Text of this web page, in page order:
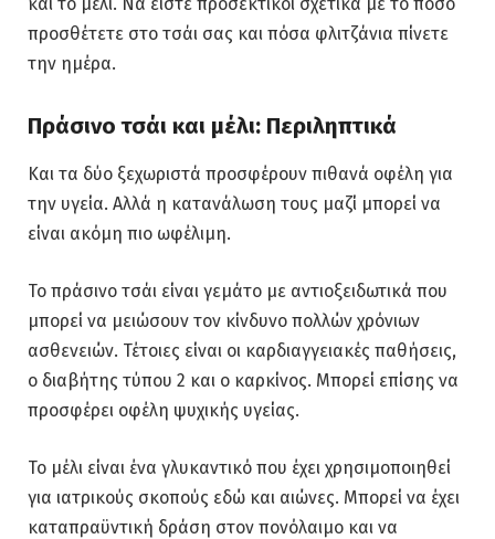
προσθέτετε στο τσάι σας και πόσα φλιτζάνια πίνετε
την ημέρα.
Πράσινο τσάι και μέλι: Περιληπτικά
Και τα δύο ξεχωριστά προσφέρουν πιθανά οφέλη για
την υγεία. Αλλά η κατανάλωση τους μαζί μπορεί να
είναι ακόμη πιο ωφέλιμη.
Το πράσινο τσάι είναι γεμάτο με αντιοξειδωτικά που
μπορεί να μειώσουν τον κίνδυνο πολλών χρόνιων
ασθενειών. Τέτοιες είναι οι καρδιαγγειακές παθήσεις,
ο διαβήτης τύπου 2 και ο καρκίνος. Μπορεί επίσης να
προσφέρει οφέλη ψυχικής υγείας.
Το μέλι είναι ένα γλυκαντικό που έχει χρησιμοποιηθεί
για ιατρικούς σκοπούς εδώ και αιώνες. Μπορεί να έχει
καταπραϋντική δράση στον πονόλαιμο και να